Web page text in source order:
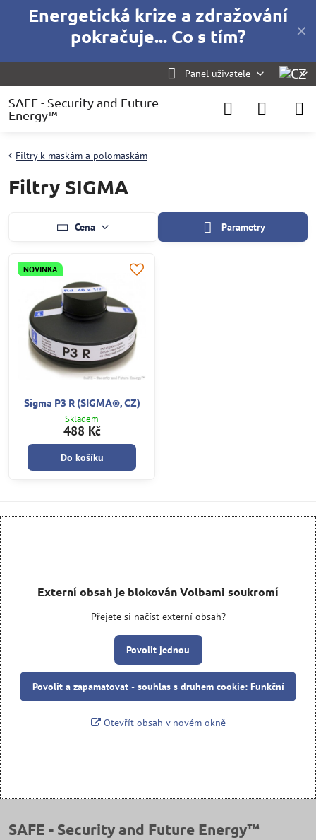
✕
Energetická krize a zdražování
pokračuje... Co s tím?
Panel uživatele
SAFE - Security and Future
Energy™
Filtry k maskám a polomaskám
Filtry SIGMA
Cena Parametry
NOVINKA
Sigma P3 R (SIGMA®, CZ)
Skladem
488 Kč
Do košíku
Externí obsah je blokován Volbami soukromí
Přejete si načíst externí obsah?
Povolit jednou
Povolit a zapamatovat - souhlas s druhem cookie: Funkční
Otevřít obsah v novém okně
SAFE - Security and Future Energy™